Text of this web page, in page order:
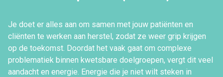
Je doet er alles aan om samen met jouw patiënten en
cliënten te werken aan herstel, zodat ze weer grip krijgen
op de toekomst. Doordat het vaak gaat om complexe
problematiek binnen kwetsbare doelgroepen, vergt dit veel
aandacht en energie. Energie die je niet wilt steken in